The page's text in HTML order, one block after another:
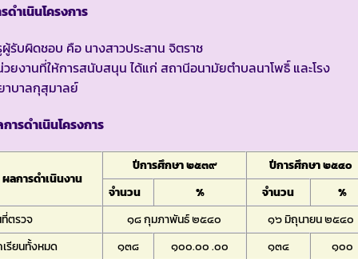
ดำเนินโครงการ
รับผิดชอบ คือ นางสาวประสาน จิตราช
ยงานที่ให้การสนับสนุน ได้แก่ สถานีอนามัยตำบลนาโพธิ์ และโรง
บาลกุสุมาลย์
ารดำเนินโครงการ
ผลการดำเนินงาน
ปีการศึกษา ๒๕๓๙
ปีการศึกษา ๒๕๔๐
จำนวน
% จำนวน
%
ตรวจ
๑๘ กุมภาพันธ์ ๒๕๔๐
๑๖ มิถุนายน ๒๕๔๐
รียนทั้งหมด
๑๓๘ ๑๐๐.๐๐ .๐๐ ๑๓๔
๑๐๐